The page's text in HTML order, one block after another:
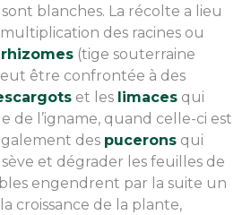
blanches. La récolte a lieu
des racines ou
rhizomes (tige souterraine
être confrontée à des
et les limaces qui
de l’igname, quand celle-ci est
des pucerons qui
et dégrader les feuilles de
engendrent par la suite un
croissance de la plante,